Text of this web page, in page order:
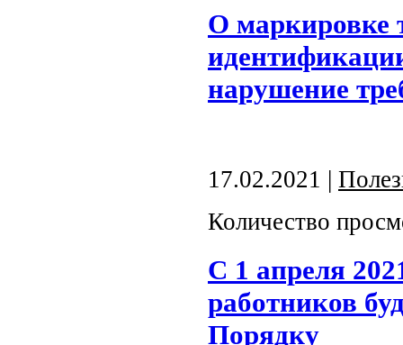
О маркировке
нарушение
17.02.2021 |
Количество
С 1 апреля
работников
Порядку